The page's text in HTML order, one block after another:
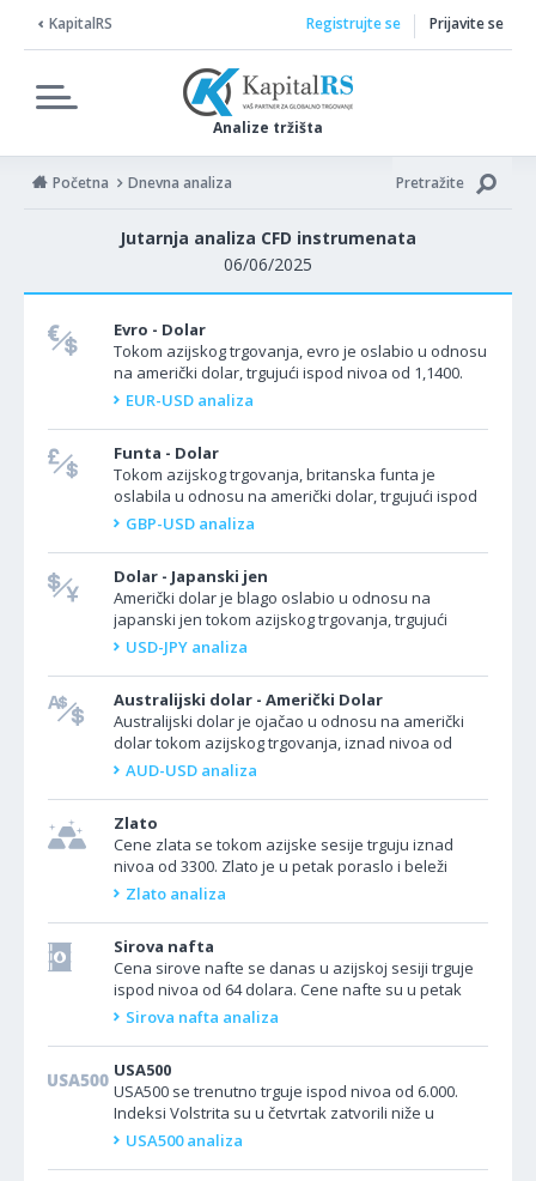
KapitalRS
Analize tržišta
Registrujte se Prijavite se
Početna Dnevna analiza Pretražite
Jutarnja analiza CFD instrumenata
06/06/2025
Evro - Dolar
Tokom azijskog trgovanja, evro je oslabio u odnosu
na američki dolar, trgujući ispod nivoa od 1,1400.
EUR/USD je pao u azijskoj sesiji nakon što je...
EUR-USD analiza
Funta - Dolar
Tokom azijskog trgovanja, britanska funta je
oslabila u odnosu na američki dolar, trgujući ispod
nivoa od 1,3600. Par GBP/USD se povukao pred...
GBP-USD analiza
Dolar - Japanski jen
Američki dolar je blago oslabio u odnosu na
japanski jen tokom azijskog trgovanja, trgujući
ispod nivoa od 144,00. Par USD/JPY se povukao
usled povećane...
USD-JPY analiza
Australijski dolar - Američki Dolar
Australijski dolar je ojačao u odnosu na američki
dolar tokom azijskog trgovanja, iznad nivoa od
0,6400. Par AUD/USD je porastao u azijskoj sesiji
AUD-USD analiza
Zlato
Cene zlata se tokom azijske sesije trguju iznad
nivoa od 3300. Zlato je u petak poraslo i beleži
nedeljni rast, jer je serija slabih ekonomskih
Zlato analiza
Sirova nafta
Cena sirove nafte se danas u azijskoj sesiji trguje
ispod nivoa od 64 dolara. Cene nafte su u petak
pale, ali su na putu da zabeleže prvi nedeljni rast u
Sirova nafta analiza
USA500
USA500 se trenutno trguje ispod nivoa od 6.000.
Indeksi Volstrita su u četvrtak zatvorili niže u
nestabilnoj trgovini, jer je pad akcija Tesle
USA500 analiza